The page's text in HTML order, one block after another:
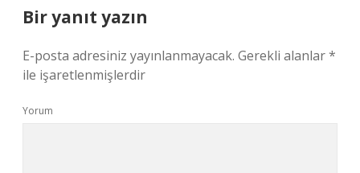
Bir yanıt yazın
E-posta adresiniz yayınlanmayacak. Gerekli alanlar*
ile işaretlenmişlerdir
Yorum